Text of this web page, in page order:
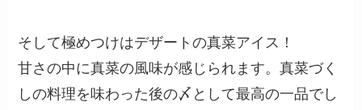
そして極めつけはデザートの真菜アイス！
甘さの中に真菜の風味が感じられます。真菜づく
しの料理を味わった後の〆として最高の一品でし